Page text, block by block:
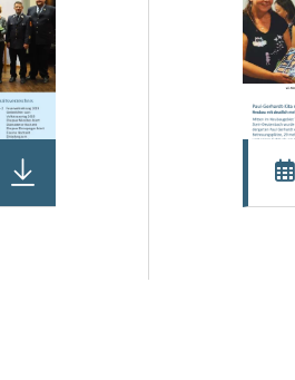
herunterladen (Dateiname: